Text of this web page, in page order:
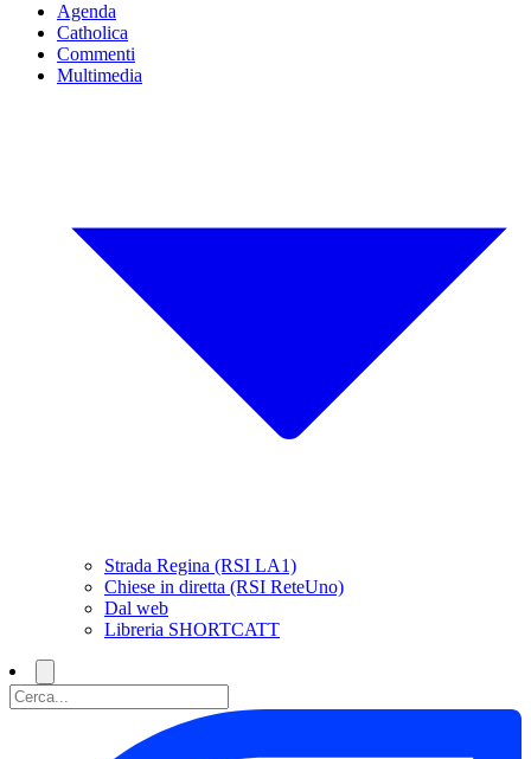
Agenda
Catholica
Commenti
Multimedia
Strada Regina (RSI LA1)
Chiese in diretta (RSI ReteUno)
Dal web
Libreria SHORTCATT